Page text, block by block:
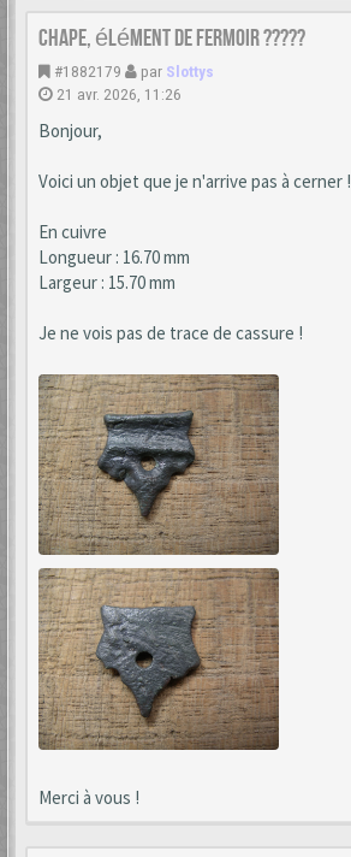
Chape, élément de fermoir ?????
#1882179 par Slottys
21 avr. 2026, 11:26
Bonjour,
Voici un objet que je n'arrive pas à cerner !
En cuivre
Longueur : 16.70 mm
Largeur : 15.70 mm
Je ne vois pas de trace de cassure !
Merci à vous !